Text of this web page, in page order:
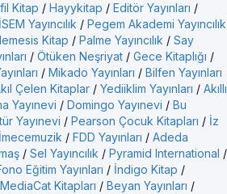
Kitap / Hayykitap / Editör Yayınları /
İSEM Yayıncılık / Pegem Akademi Yayıncılık
Kitap / Palme Yayıncılık / Say
/ Ötüken Neşriyat / Gece Kitaplığı /
/ Mikado Yayınları / Bilfen Yayınları
Çelen Kitaplar / Yediiklim Yayınları / Akıllı
Yayınevi / Domingo Yayınevi / Bu
Yayınevi / Pearson Çocuk Kitapları / İz
İmecemuzik / FDD Yayınları / Adeda
/ Sel Yayıncılık / Pyramid International /
Eğitim Yayınları / İndigo Kitap /
MediaCat Kitapları / Beyan Yayınları /